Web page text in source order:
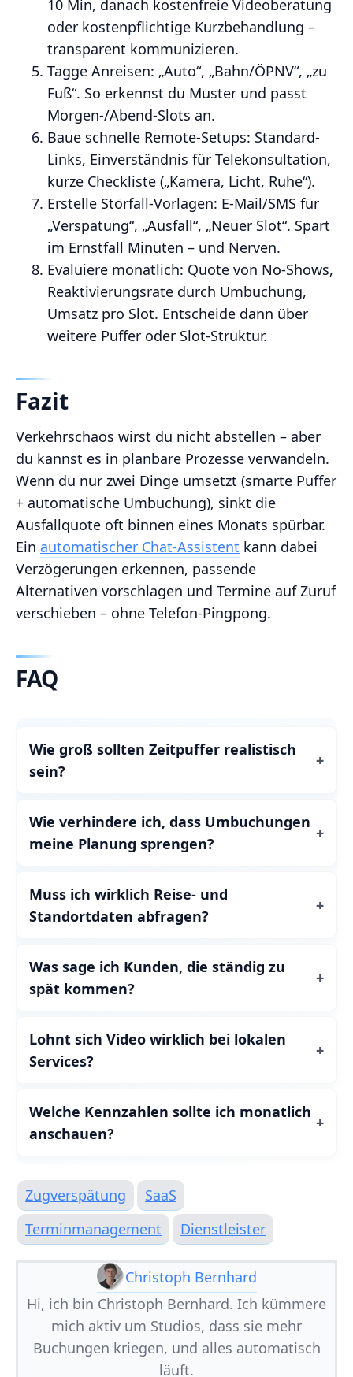
10 Min, danach kostenfreie Videoberatung
oder kostenpflichtige Kurzbehandlung –
transparent kommunizieren.
Tagge Anreisen: „Auto“, „Bahn/ÖPNV“, „zu
Fuß“. So erkennst du Muster und passt
Morgen-/Abend-Slots an.
Baue schnelle Remote-Setups: Standard-
Links, Einverständnis für Telekonsultation,
kurze Checkliste („Kamera, Licht, Ruhe“).
Erstelle Störfall-Vorlagen: E-Mail/SMS für
„Verspätung“, „Ausfall“, „Neuer Slot“. Spart
im Ernstfall Minuten – und Nerven.
Evaluiere monatlich: Quote von No-Shows,
Reaktivierungsrate durch Umbuchung,
Umsatz pro Slot. Entscheide dann über
weitere Puffer oder Slot-Struktur.
Fazit
Verkehrschaos wirst du nicht abstellen – aber
du kannst es in planbare Prozesse verwandeln.
Wenn du nur zwei Dinge umsetzt (smarte Puffer
+ automatische Umbuchung), sinkt die
Ausfallquote oft binnen eines Monats spürbar.
Ein automatischer Chat-Assistent kann dabei
Verzögerungen erkennen, passende
Alternativen vorschlagen und Termine auf Zuruf
verschieben – ohne Telefon-Pingpong.
FAQ
Wie groß sollten Zeitpuffer realistisch
sein?
Wie verhindere ich, dass Umbuchungen
meine Planung sprengen?
Muss ich wirklich Reise- und
Standortdaten abfragen?
Was sage ich Kunden, die ständig zu
spät kommen?
Lohnt sich Video wirklich bei lokalen
Services?
Welche Kennzahlen sollte ich monatlich
anschauen?
Zugverspätung
SaaS
Terminmanagement
Dienstleister
Christoph Bernhard
Hi, ich bin Christoph Bernhard. Ich kümmere
mich aktiv um Studios, dass sie mehr
Buchungen kriegen, und alles automatisch
läuft.